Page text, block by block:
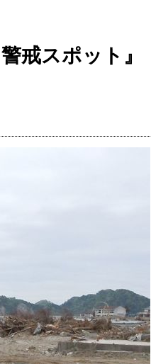
戒スポット』